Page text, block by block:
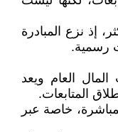
إذ نزع المبادرة
رسمية.
العام ويعد
المتابعات.
خاصة عبر